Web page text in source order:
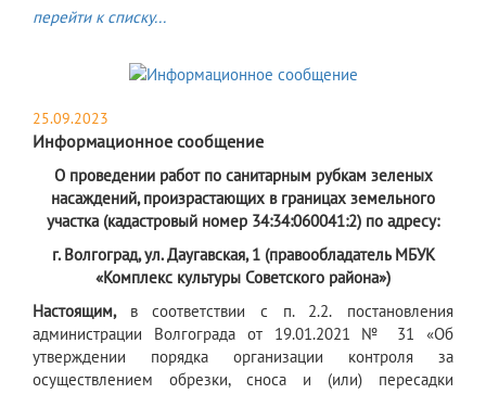
перейти к списку...
25.09.2023
Информационное сообщение
О проведении работ по санитарным рубкам зеленых
насаждений, произрастающих в границах земельного
участка (кадастровый номер 34:34:060041:2) по адресу:
г. Волгоград, ул. Даугавская, 1 (правообладатель МБУК
«Комплекс культуры Советского района»)
Настоящим, в соответствии с п. 2.2.
постановления
администрации Волгограда от 19.01.2021 № 31 «Об
утверждении порядка организации контроля за
осуществлением обрезки, сноса и (или) пересадки